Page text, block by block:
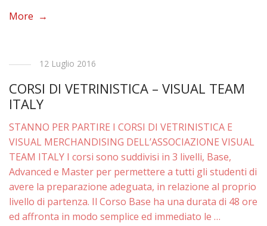
More →
12 Luglio 2016
CORSI DI VETRINISTICA – VISUAL TEAM
ITALY
STANNO PER PARTIRE I CORSI DI VETRINISTICA E
VISUAL MERCHANDISING DELL’ASSOCIAZIONE VISUAL
TEAM ITALY I corsi sono suddivisi in 3 livelli, Base,
Advanced e Master per permettere a tutti gli studenti di
avere la preparazione adeguata, in relazione al proprio
livello di partenza. Il Corso Base ha una durata di 48 ore
ed affronta in modo semplice ed immediato le …